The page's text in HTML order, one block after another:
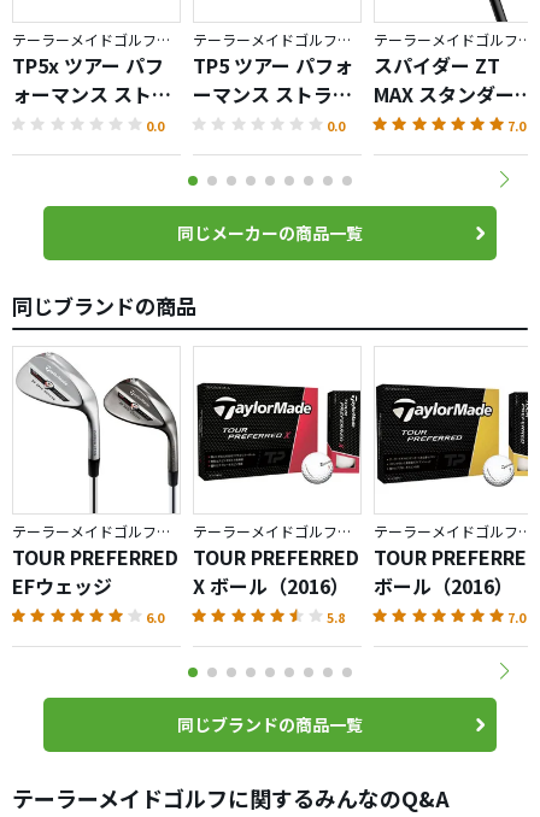
テーラーメイドゴルフ／TP5
TP5x ツアー パフ
ォーマンス ストラ
イプ ボール
0.0
テーラーメイドゴルフ／TP5
TP5 ツアー パフォ
ーマンス ストライ
プ ボール
0.0
テーラーメイドゴルフ／Spider ZT
スパイダー ZT
MAX スタンダード
パター
7.0
同じメーカーの商品一覧
同じブランドの商品
テーラーメイドゴルフ／TP
TOUR PREFERRED
EFウェッジ
6.0
テーラーメイドゴルフ／TP
TOUR PREFERRED
X ボール（2016）
5.8
テーラーメイドゴルフ／TP
TOUR PREFERRED
ボール（2016）
7.0
同じブランドの商品一覧
テーラーメイドゴルフに関するみんなのQ&A